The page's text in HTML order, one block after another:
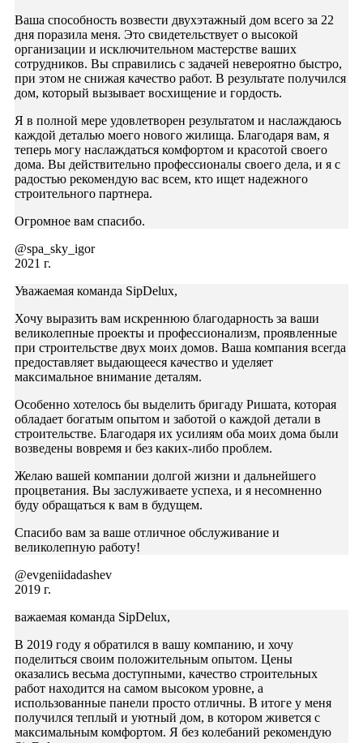
Ваша способность возвести двухэтажный дом всего за 22
дня поразила меня. Это свидетельствует о высокой
организации и исключительном мастерстве ваших
сотрудников. Вы справились с задачей невероятно быстро,
при этом не снижая качество работ. В результате получился
дом, который вызывает восхищение и гордость.
Я в полной мере удовлетворен результатом и наслаждаюсь
каждой деталью моего нового жилища. Благодаря вам, я
теперь могу наслаждаться комфортом и красотой своего
дома. Вы действительно профессионалы своего дела, и я с
радостью рекомендую вас всем, кто ищет надежного
строительного партнера.
Огромное вам спасибо.
@spa_sky_igor
2021 г.
Уважаемая команда SipDelux,
Хочу выразить вам искреннюю благодарность за ваши
великолепные проекты и профессионализм, проявленные
при строительстве двух моих домов. Ваша компания всегда
предоставляет выдающееся качество и уделяет
максимальное внимание деталям.
Особенно хотелось бы выделить бригаду Ришата, которая
обладает богатым опытом и заботой о каждой детали в
строительстве. Благодаря их усилиям оба моих дома были
возведены вовремя и без каких-либо проблем.
Желаю вашей компании долгой жизни и дальнейшего
процветания. Вы заслуживаете успеха, и я несомненно
буду обращаться к вам в будущем.
Спасибо вам за ваше отличное обслуживание и
великолепную работу!
@evgeniidadashev
2019 г.
важаемая команда SipDelux,
В 2019 году я обратился в вашу компанию, и хочу
поделиться своим положительным опытом. Цены
оказались весьма доступными, качество строительных
работ находится на самом высоком уровне, а
использованные панели просто отличны. В итоге у меня
получился теплый и уютный дом, в котором живется с
максимальным комфортом. Я без колебаний рекомендую